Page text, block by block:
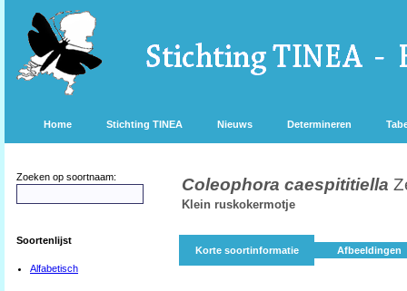
Home Stichting TINEA Nieuws Determineren
Zoeken op soortnaam:
Soortenlijst
Alfabetisch
Coleophora caespititiella
Klein ruskokermotje
Korte soortinformatie Afbeeldingen